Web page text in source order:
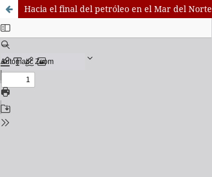
Hacia el final del petróleo en el Mar del Norte